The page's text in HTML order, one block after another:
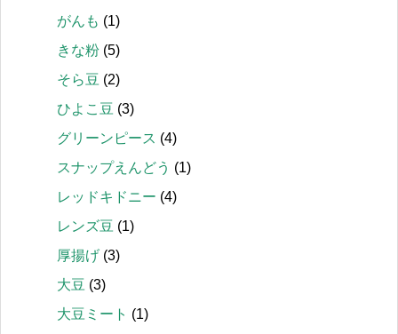
がんも (1)
きな粉 (5)
そら豆 (2)
ひよこ豆 (3)
グリーンピース (4)
スナップえんどう (1)
レッドキドニー (4)
レンズ豆 (1)
厚揚げ (3)
大豆 (3)
大豆ミート (1)